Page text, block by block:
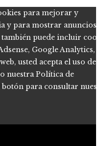
para mejorar y
y para mostrar anuncios
puede incluir
Google Analytics,
usted acepta el uso de
nuestra Política de
para consultar